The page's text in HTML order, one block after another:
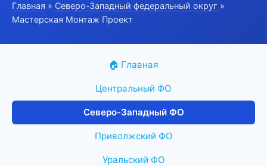
Главная » Северо-Западный федеральный округ »
Мастерская Монтаж Проект
🏠 Главная
Центральный ФО
Северо-Западный ФО
Приволжский ФО
Уральский ФО